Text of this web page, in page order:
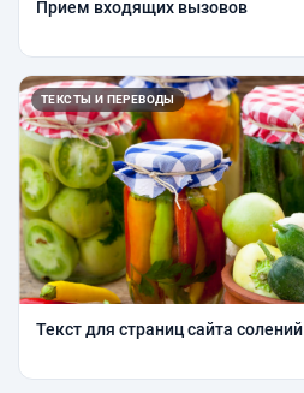
Прием входящих вызовов
ТЕКСТЫ И ПЕРЕВОДЫ
Текст для страниц сайта солений